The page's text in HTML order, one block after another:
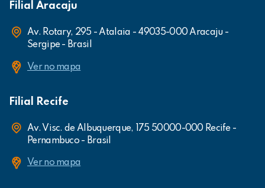
Filial Aracaju
Av. Rotary, 295 - Atalaia - 49035-000 Aracaju -
Sergipe - Brasil
Ver no mapa
Filial Recife
Av. Visc. de Albuquerque, 175 50000-000 Recife -
Pernambuco - Brasil
Ver no mapa